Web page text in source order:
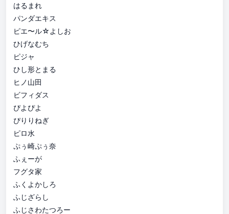
はるまれ
パンダエキス
ピエ〜ル☆よしお
ひげなむち
ピジャ
ひし形とまる
ヒノ山田
ビフィダス
ぴよぴよ
ぴりりねぎ
ピロ水
ぷぅ崎ぷぅ奈
ふぇーが
フグタ家
ふくよかしろ
ふじざらし
ふじさわたつろー